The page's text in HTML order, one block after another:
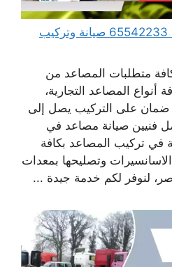
صيانة مصاعد في الكويت 65542233 صيانة وتركيب
متطلبات المصاعد من
أنواع المصاعد التجارية،
ضمان على التركيب يصل إلى
فنيين صيانة مصاعد في
في تركيب المصاعد بكافة
الاسانسيرات وتصليحها بمعدات
لنوفر لكم خدمة جيدة ...